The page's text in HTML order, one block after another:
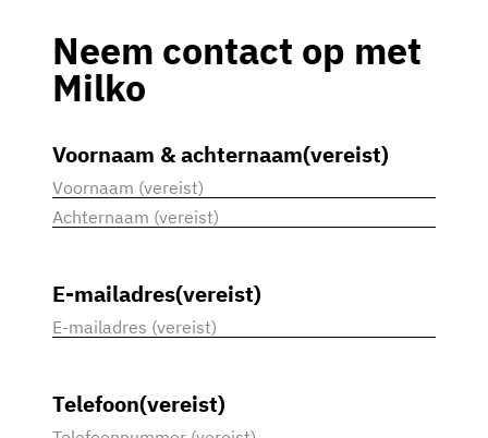
Neem contact op met
Milko
Voornaam & achternaam(vereist)
Voornaam
E-mailadres(vereist)
Telefoon(vereist)